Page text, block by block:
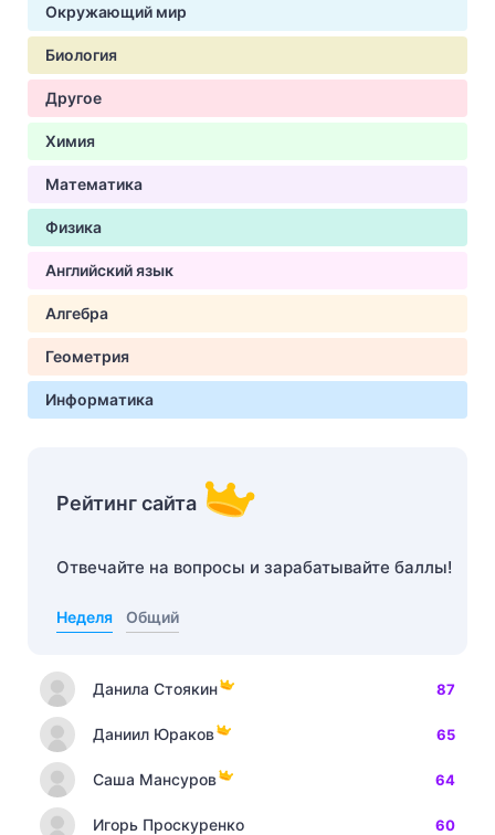
Окружающий мир
Биология
Другое
Химия
Математика
Физика
Английский язык
Алгебра
Геометрия
Информатика
Рейтинг сайта
Отвечайте на вопросы и зарабатывайте баллы!
Неделя Общий
Данила Стоякин 87
Даниил Юраков 65
Саша Мансуров 64
Игорь Проскуренко 60